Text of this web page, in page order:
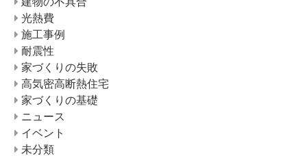
光熱費
施工事例
耐震性
家づくりの失敗
高気密高断熱住宅
家づくりの基礎
ニュース
イベント
未分類